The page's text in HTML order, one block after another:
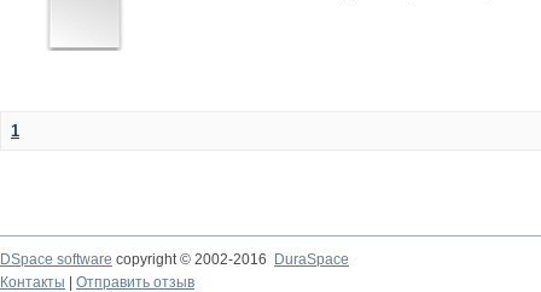
1
DSpace software copyright © 2002-2016
DuraSpace
Контакты
Отправить отзыв